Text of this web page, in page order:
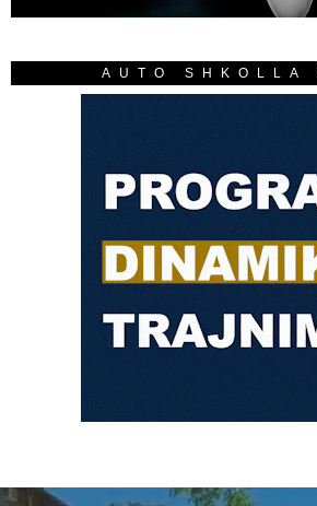
AUTO SHKOLLA